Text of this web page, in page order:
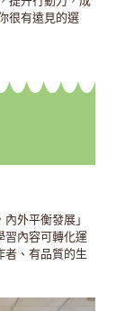
很有遠見的選
外平衡發展」
習內容可轉化運
者、有品質的生